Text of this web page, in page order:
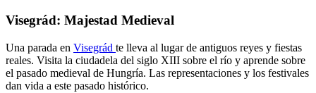
Visegrád: Majestad Medieval
Una parada en Visegrád te lleva al lugar de antiguos reyes y fiestas
reales. Visita la ciudadela del siglo XIII sobre el río y aprende sobre
el pasado medieval de Hungría. Las representaciones y los festivales
dan vida a este pasado histórico.